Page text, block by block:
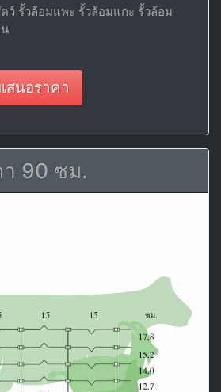
ว์ รั้วล้อมแพะ รั้วล้อมแกะ รั้วล้อม
สนอราคา
า 90 ซม.